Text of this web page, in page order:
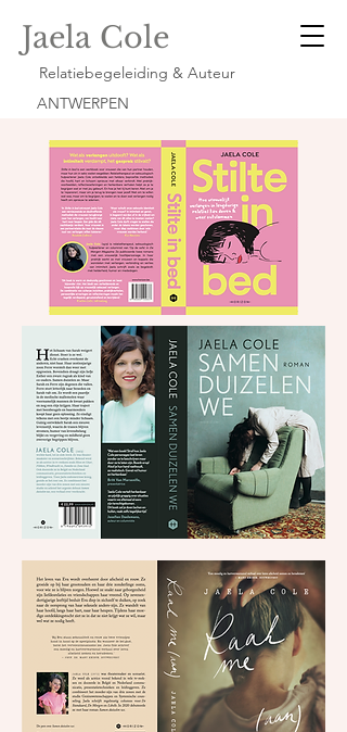
Jaela Cole
Relatiebegeleiding & Auteur
ANTWERPEN